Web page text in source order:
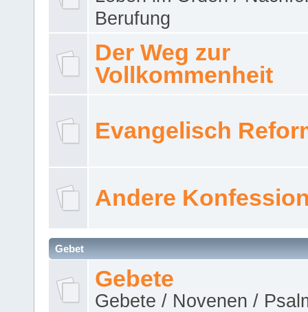
Berufung
Der Weg zur
Vollkommenheit
Evangelisch
Andere
Gebet
Gebete
Gebete / Novenen /